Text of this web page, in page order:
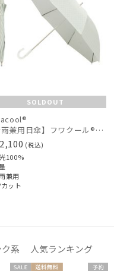
SOLDOUT
【晴雨兼用日傘】フワクール®ホワイト（Fuwacool® White）ジオメタリックラメ 遮光100 UV100
(税込)
100%
兼用
ット
ク系 人気ランキング